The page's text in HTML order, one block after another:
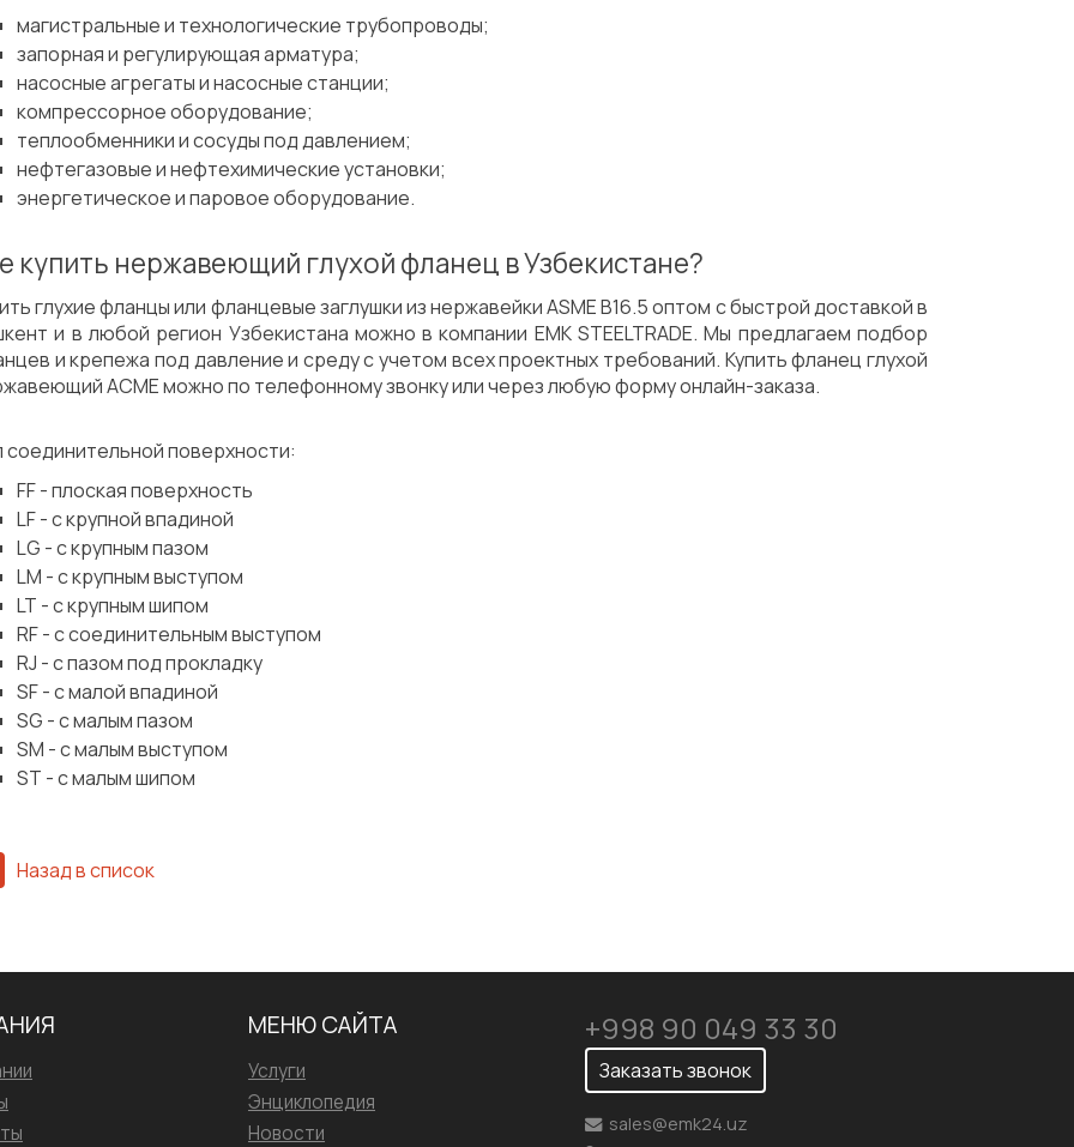
магистральные и технологические трубопроводы;
запорная и регулирующая арматура;
насосные агрегаты и насосные станции;
компрессорное оборудование;
теплообменники и сосуды под давлением;
нефтегазовые и нефтехимические установки;
энергетическое и паровое оборудование.
купить нержавеющий глухой фланец в Узбекистане?
глухие фланцы или фланцевые заглушки из нержавейки ASME B16.5 оптом с быстрой доставкой в
и в любой регион Узбекистана можно в компании EMK STEELTRADE. Мы предлагаем подбор
и крепежа под давление и среду с учетом всех проектных требований. Купить фланец глухой
АСМЕ можно по телефонному звонку или через любую форму онлайн-заказа.
соединительной поверхности:
FF - плоская поверхность
LF - с крупной впадиной
LG - с крупным пазом
LM - с крупным выступом
LT - с крупным шипом
RF - с соединительным выступом
RJ - с пазом под прокладку
SF - с малой впадиной
SG - с малым пазом
SM - с малым выступом
ST - с малым шипом
Назад в список
+998 90 049 33 30
Заказать звонок
sales@emk24.uz
МЕНЮ САЙТА
Услуги
Энциклопедия
Новости